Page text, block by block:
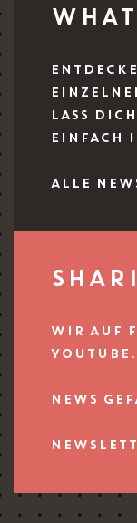
LASS
EINFACH
ALLE
WIR AUF
YOUTUBE.
NEWS